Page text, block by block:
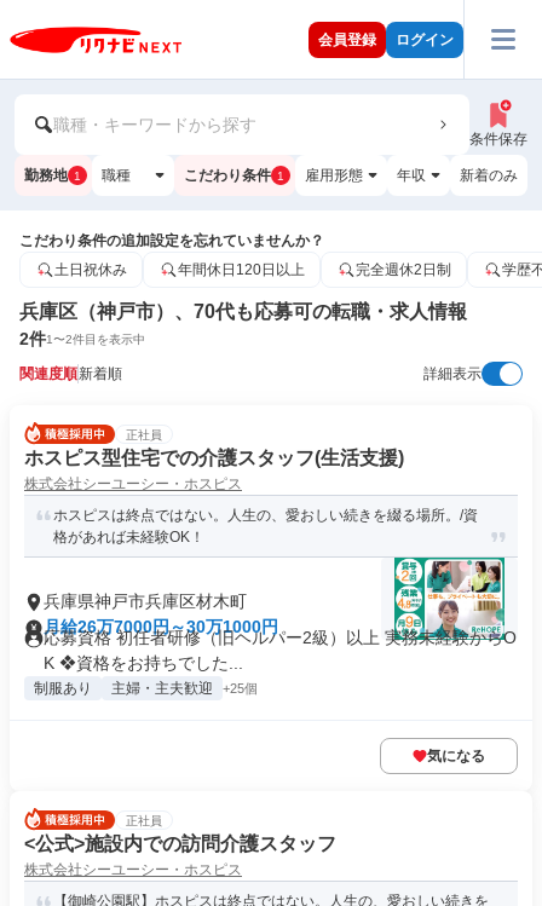
会員登録 ログイン
職種・キーワードから探す
条件保存
勤務地 1 職種 こだわり条件 1 雇用形態 年収 新着のみ
こだわり条件の追加設定を忘れていませんか？
土日祝休み
年間休日120日以上 完全週休2日制 学歴
兵庫区（神戸市）、70代も応募可の転職・求人情報
2件1〜2件目を表示中
関連度順新着順 詳細表示
正社員
ホスピス型住宅での介護スタッフ(生活支援)
株式会社シーユーシー・ホスピス
ホスピスは終点ではない。人生の、愛おしい続きを綴る場所。/資
格があれば未経験OK！
兵庫県神戸市兵庫区材木町
月給26万7000円～30万1000円
応募資格 初任者研修（旧ヘルパー2級）以上 実務未経験からO
K ❖資格をお持ちでした...
制服あり 主婦・主夫歓迎 +25個
気になる
正社員
<公式>施設内での訪問介護スタッフ
株式会社シーユーシー・ホスピス
【御崎公園駅】ホスピスは終点ではない。人生の、愛おしい続きを